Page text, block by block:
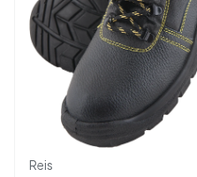
Producent
Reis